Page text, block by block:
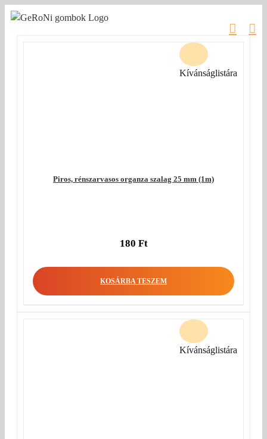
Kihagyás
Piros, rénszarvasos organza szalag 25 mm (1m)
180 Ft
KOSÁRBA TESZEM
Kívánságlistára
Kívánságlistára